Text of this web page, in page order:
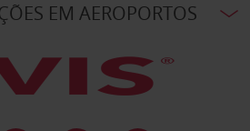
EM AEROPORTOS